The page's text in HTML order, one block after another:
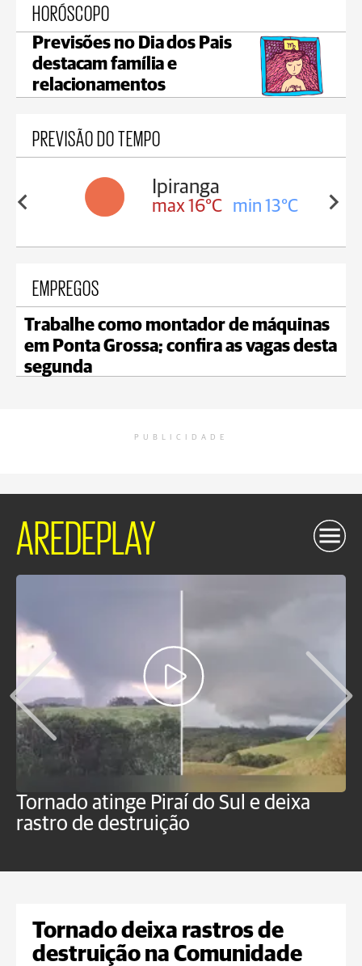
HORÓSCOPO
Previsões no Dia dos Pais
destacam família e
relacionamentos
PREVISÃO DO TEMPO
13°C
Prudentópolis
max 16°C min 16°C
EMPREGOS
Trabalhe como montador de máquinas
em Ponta Grossa; confira as vagas desta
segunda
PUBLICIDADE
AREDEPLAY
Tornado atinge Piraí do Sul e deixa
rastro de destruição
Tornado deixa rastros de
destruição na Comunidade